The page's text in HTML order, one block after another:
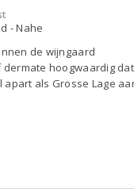
- Nahe
de wijngaard
hoogwaardig dat
als Grosse Lage